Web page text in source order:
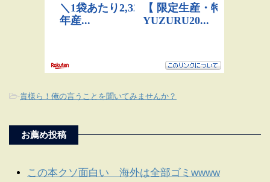
-貴様ら！俺の言うことを聞いてみませんか？
お薦め投稿
この本クソ面白い 海外は全部ゴミwwww